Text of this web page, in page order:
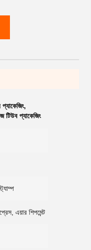
,
টিউব প্যাকেজিং
এয়ার শিপমেন্ট